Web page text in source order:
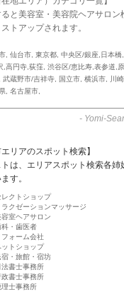
と美容室・美容院ヘアサロ
トアップされます。
仙台市 東京都 中央区/銀座,日本橋
,高円寺,荻窪 渋谷区/恵比寿,表参道,
武蔵野市/吉祥寺 国立市 横浜市
川
名古屋市
- Yomi-
エリアのスポット検索】
は、エリアスポット検索各
す。
クトショップ
クゼーションマッサージ
室ヘアサロン
・歯医者
ォーム会社
トショップ
・旅館・宿坊
書士事務所
書士事務所
士事務所